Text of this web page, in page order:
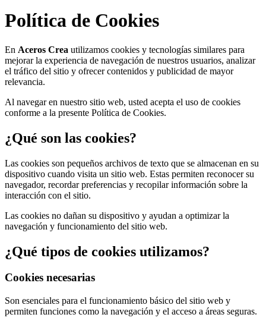
Política de Cookies
En Aceros Crea utilizamos cookies y tecnologías similares para
mejorar la experiencia de navegación de nuestros usuarios, analizar
el tráfico del sitio y ofrecer contenidos y publicidad de mayor
relevancia.
Al navegar en nuestro sitio web, usted acepta el uso de cookies
conforme a la presente Política de Cookies.
¿Qué son las cookies?
Las cookies son pequeños archivos de texto que se almacenan en su
dispositivo cuando visita un sitio web. Estas permiten reconocer su
navegador, recordar preferencias y recopilar información sobre la
interacción con el sitio.
Las cookies no dañan su dispositivo y ayudan a optimizar la
navegación y funcionamiento del sitio web.
¿Qué tipos de cookies utilizamos?
Cookies necesarias
Son esenciales para el funcionamiento básico del sitio web y
permiten funciones como la navegación y el acceso a áreas seguras.